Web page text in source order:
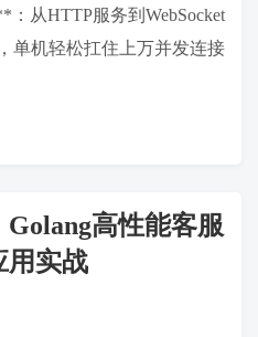
从HTTP服务到WebSocket
单机轻松扛住上万并发连接
高性能客服
用实战